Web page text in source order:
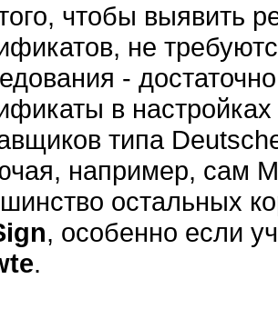
чтобы выявить
не
-
в
типа
например, сам
остальных
, особенно если
.